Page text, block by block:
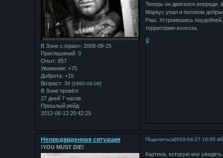
В Зоне с:/span>: 2008-09-25
Приглашений: 0
Опыт: 857
Уважение: +75
Доброта: +15
Возраст: 34 [1992-06-06]
В Зоне провёл:
27 дней 7 часов
Прошлый рейд:
2012-06-13 20:42:25
Теперь он двигался впереди,
Маркус упал и ползком
Раш. Устроившись
территорию колхоза.
0
Поделиться2010-04-27 16:05:46
Непредвиденная ситуация
!YOU MUST DIE!
Картина, которую мог